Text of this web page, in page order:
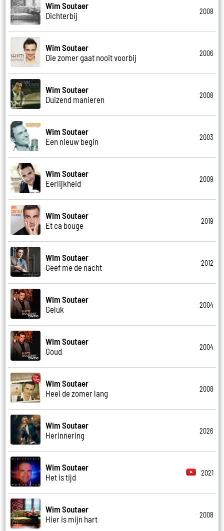
Wim Soutaer
Dichterbij
2008
Wim Soutaer
Die zomer gaat nooit voorbij
2006
Wim Soutaer
Duizend manieren
2008
Wim Soutaer
Een nieuw begin
2003
Wim Soutaer
Eerlijkheid
2009
Wim Soutaer
Et ca bouge
2019
Wim Soutaer
Geef me de nacht
2012
Wim Soutaer
Geluk
2004
Wim Soutaer
Goud
2004
Wim Soutaer
Heel de zomer lang
2008
Wim Soutaer
Herinnering
2026
Wim Soutaer
Het is tijd
2021
Wim Soutaer
Hier is mijn hart
2008